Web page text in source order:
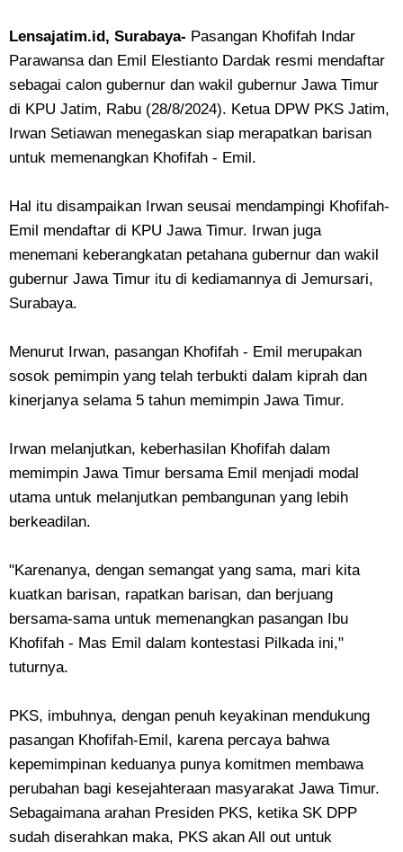
Lensajatim.id, Surabaya- Pasangan Khofifah Indar
Parawansa dan Emil Elestianto Dardak resmi mendaftar
sebagai calon gubernur dan wakil gubernur Jawa Timur
di KPU Jatim, Rabu (28/8/2024). Ketua DPW PKS Jatim,
Irwan Setiawan menegaskan siap merapatkan barisan
untuk memenangkan Khofifah - Emil.
Hal itu disampaikan Irwan seusai mendampingi Khofifah-
Emil mendaftar di KPU Jawa Timur. Irwan juga
menemani keberangkatan petahana gubernur dan wakil
gubernur Jawa Timur itu di kediamannya di Jemursari,
Surabaya.
Menurut Irwan, pasangan Khofifah - Emil merupakan
sosok pemimpin yang telah terbukti dalam kiprah dan
kinerjanya selama 5 tahun memimpin Jawa Timur.
Irwan melanjutkan, keberhasilan Khofifah dalam
memimpin Jawa Timur bersama Emil menjadi modal
utama untuk melanjutkan pembangunan yang lebih
berkeadilan.
"Karenanya, dengan semangat yang sama, mari kita
kuatkan barisan, rapatkan barisan, dan berjuang
bersama-sama untuk memenangkan pasangan Ibu
Khofifah - Mas Emil dalam kontestasi Pilkada ini,"
tuturnya.
PKS, imbuhnya, dengan penuh keyakinan mendukung
pasangan Khofifah-Emil, karena percaya bahwa
kepemimpinan keduanya punya komitmen membawa
perubahan bagi kesejahteraan masyarakat Jawa Timur.
Sebagaimana arahan Presiden PKS, ketika SK DPP
sudah diserahkan maka, PKS akan All out untuk